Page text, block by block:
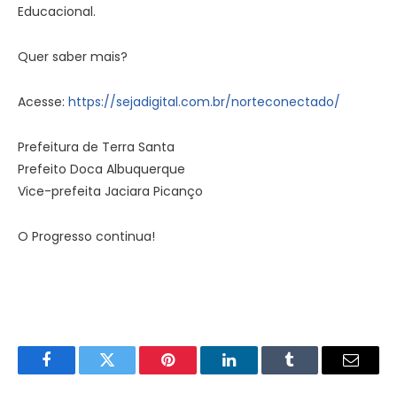
Educacional.
Quer saber mais?
Acesse: https://sejadigital.com.br/norteconectado/
Prefeitura de Terra Santa
Prefeito Doca Albuquerque
Vice-prefeita Jaciara Picanço
O Progresso continua!
FacebookTwitter Pinterest LinkedInTumblr
E-